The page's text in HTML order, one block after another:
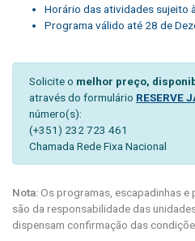
Horário das atividades sujeito
Programa válido até 28 de
Solicite o melhor preço,
através do formulário RESERVE
número(s):
(+351) 232 723 461
Chamada Rede Fixa Nacional
Nota:Os programas, escapadinhas e
são da responsabilidade das
dispensam confirmação das